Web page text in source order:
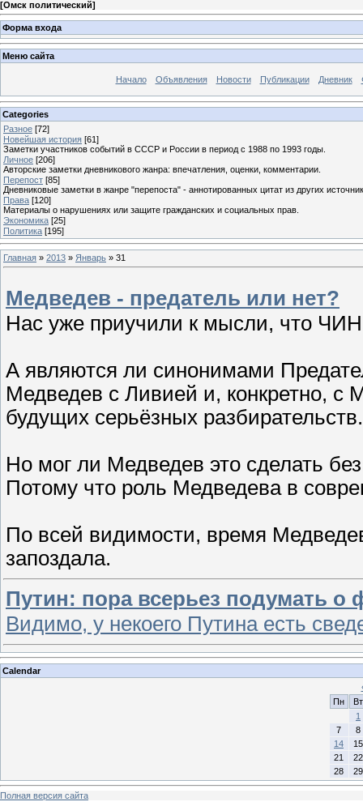
[Омск политический]
Форма входа
Меню сайта
Начало Объявления Новости Публикации Дневник
Categories
Разное [72]
Новейшая история [61]
Заметки участников событий в СССР и России в период с 1988 по 1993 годы.
Личное [206]
Авторские заметки дневникового жанра: впечатления, оценки, комментарии.
Перепост [85]
Дневниковые заметки в жанре "перепоста" - аннотированных цитат из других
Права [120]
Материалы о нарушениях или защите гражданских и социальных прав.
Экономика [25]
Политика [195]
Главная » 2013 » Январь » 31
Медведев - предатель или нет?
Нас уже приучили к мысли, что
А являются ли синонимами
Медведев с Ливией и, конкретно,
будущих серьёзных разбирательств.
Но мог ли Медведев это сделать
Потому что роль Медведева в
По всей видимости, время
запоздала.
Путин: пора всерьез подумать
Видимо, у некоего Путина есть
Calendar
Пн
Вт
1
7
8
14
15
21
22
28
29
Полная версия сайта